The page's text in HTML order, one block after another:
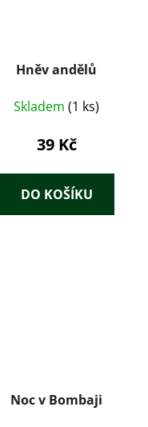
Hněv andělů
Skladem (1 ks)
39 Kč
DO KOŠÍKU
Noc v Bombaji